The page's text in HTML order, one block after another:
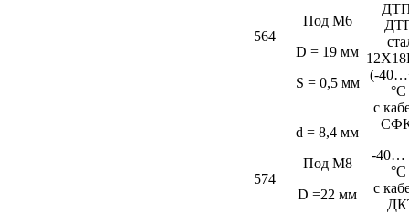
(-
°C
c
-
°C
c
564
Под М6
D = 19 мм
S = 0,5 мм
574
d = 8,4 мм
Под М8
D =22 мм